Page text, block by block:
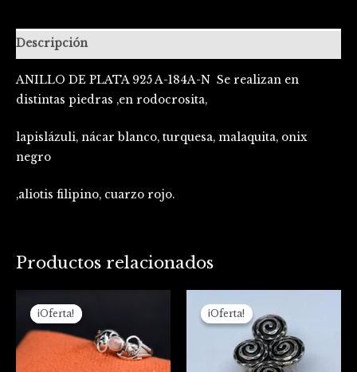
Descripción
ANILLO DE PLATA 925 A-184A-N Se realizan en
distintas piedras ,en rodocrosita,
lapislázuli, nácar blanco, turquesa, malaquita, onix
negro
,aliotis filipino, cuarzo rojo.
Productos relacionados
¡Oferta!
¡Oferta!
precio
original
era:
$107.000.
es:
$78.000.
¡Oferta!
¡Oferta!
precio
original
era:
$190.000.
actual
es:
$145.000.